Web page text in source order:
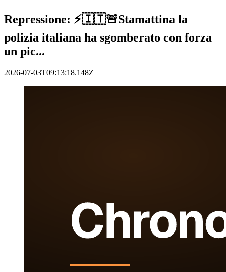
Repressione: ⚡️🇮🇹🚨Stamattina la
polizia italiana ha sgomberato con forza
un pic...
2026-07-03T09:13:18.148Z